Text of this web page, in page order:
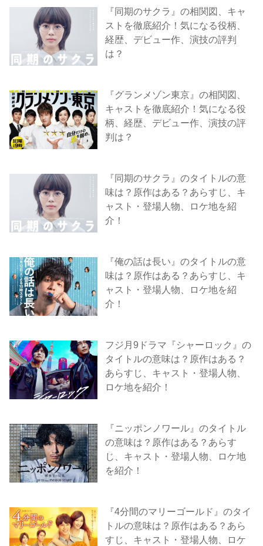
『同期のサクラ』の相関図、キャ
ストを徹底紹介！気になる役柄、
経歴、デビュー作、演技の評判
は？
『グランメゾン東京』の相関図、
キャストを徹底紹介！気になる役
柄、経歴、デビュー作、演技の評
判は？
『同期のサクラ』のタイトルの意
味は？原作はある？あらすじ、キ
ャスト・登場人物、ロケ地を紹
介！
『俺の話は長い』のタイトルの意
味は？原作はある？あらすじ、キ
ャスト・登場人物、ロケ地を紹
介！
フジ月9ドラマ『シャーロック』の
タイトルの意味は？原作はある？
あらすじ、キャスト・登場人物、
ロケ地を紹介！
『ニッポンノワール』のタイトル
の意味は？原作はある？あらす
じ、キャスト・登場人物、ロケ地
を紹介！
『4分間のマリーゴールド』のタイ
トルの意味は？原作はある？あら
すじ、キャスト・登場人物、ロケ